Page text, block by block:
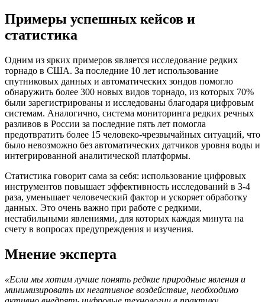
Примеры успешных кейсов и
статистика
Одним из ярких примеров является исследование редких
торнадо в США. За последние 10 лет использование
спутниковых данных и автоматических зондов помогло
обнаружить более 300 новых видов торнадо, из которых 70%
были зарегистрированы и исследованы благодаря цифровым
системам. Аналогично, система мониторинга редких речных
разливов в России за последние пять лет помогла
предотвратить более 15 человеко-чрезвычайных ситуаций, что
было невозможно без автоматических датчиков уровня воды и
интегрированной аналитической платформы.
Статистика говорит сама за себя: использование цифровых
инструментов повышает эффективность исследований в 3-4
раза, уменьшает человеческий фактор и ускоряет обработку
данных. Это очень важно при работе с редкими,
нестабильными явлениями, для которых каждая минута на
счету в вопросах предупреждения и изучения.
Мнение эксперта
«Если мы хотим лучше понять редкие природные явления и
минимизировать их негативное воздействие, необходимо